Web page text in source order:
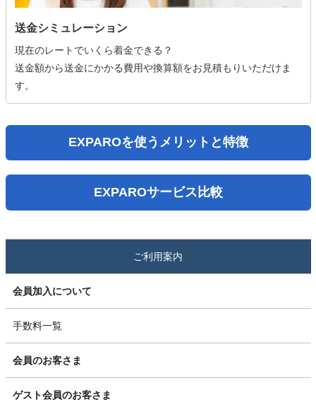
送金シミュレーション
現在のレートでいくら着金できる？
送金額から送金にかかる費用や換算額をお見積もりいただけま
す。
EXPAROを使うメリットと特徴
EXPAROサービス比較
ご利用案内
会員加入について
手数料一覧
会員のお客さま
ゲスト会員のお客さま